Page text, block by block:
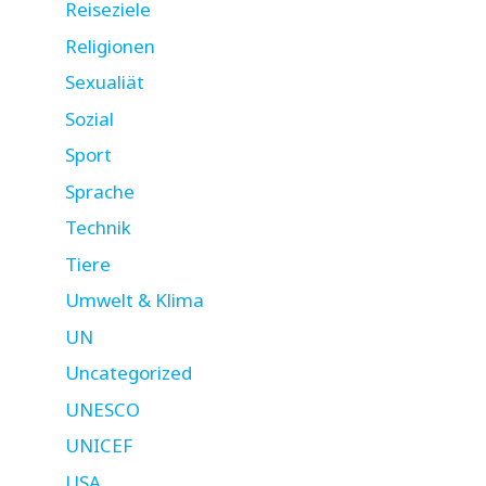
Reiseziele
Religionen
Sexualiät
Sozial
Sport
Sprache
Technik
Tiere
Umwelt & Klima
UN
Uncategorized
UNESCO
UNICEF